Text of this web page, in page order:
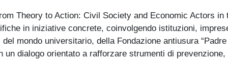
Theory to Action: Civil Society and Economic Actors in
in iniziative concrete, coinvolgendo istituzioni,
mondo universitario, della Fondazione antiusura
dialogo orientato a rafforzare strumenti di